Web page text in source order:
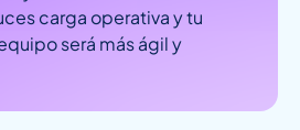
carga operativa y tu
será más ágil y